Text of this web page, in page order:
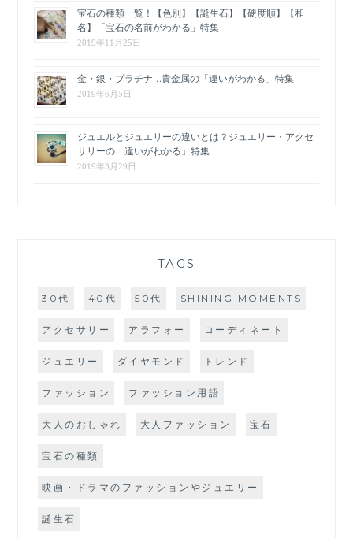
宝石の種類一覧！【色別】【誕生石】【硬度順】【和
名】「宝石の名前がわかる」特集
2019年11月25日
金・銀・プラチナ…貴金属の「違いがわかる」特集
2019年6月5日
ジュエルとジュエリーの違いとは？ジュエリー・アクセ
サリーの「違いがわかる」特集
2019年3月29日
TAGS
30代 40代 50代 SHINING MOMENTS
アクセサリー アラフォー コーディネート
ジュエリー ダイヤモンド トレンド
ファッション ファッション用語
大人のおしゃれ 大人ファッション 宝石
宝石の種類
映画・ドラマのファッションやジュエリー
誕生石